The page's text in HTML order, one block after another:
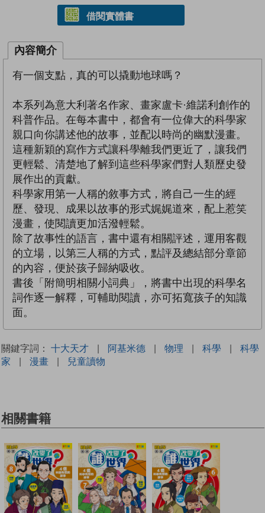
借閱實體書
內容簡介
有一個支點，真的可以撬動地球嗎？
本系列為意大利著名作家、畫家盧卡·維諾利創作的
科普作品。在每本書中，都會有一位偉大的科學家
親口向你講述他的故事，並配以時尚的幽默漫畫。
這種新穎的寫作方式讓科學離我們更近了，讓我們
更輕鬆、清楚地了解到這些科學家們對人類歷史發
展作出的貢獻。
科學家用第一人稱的敘事方式，將自己一生的經
歷、發現、成果以故事的形式娓娓道來，配上惹笑
漫畫，使閱讀更加活潑輕鬆。
除了故事性的語言，書中還有相關評述，運用客觀
的立場，以第三人稱的方式，點評及總結部分章節
的內容，便於孩子歸納吸收。
書後「附簡明相關小詞典」，將書中出現的科學名
詞作逐一解釋，可輔助閱讀，亦可拓寬孩子的知識
面。
關鍵字詞： 十大天才 | 阿基米德 | 物理 | 科學 |
科學
家
| 漫畫 | 兒童讀物
相關書籍